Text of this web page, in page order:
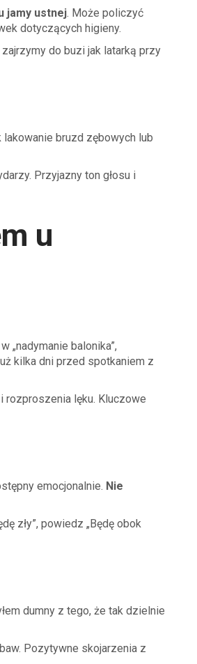
jamy ustnej. Może policzyć
dotyczących higieny.
do buzi jak latarką przy
lakowanie bruzd zębowych lub
Przyjazny ton głosu i
u
„nadymanie balonika”,
kilka dni przed spotkaniem z
rozproszenia lęku. Kluczowe
emocjonalnie. Nie
zły”, powiedz „Będę obok
dumny z tego, że tak dzielnie
Pozytywne skojarzenia z